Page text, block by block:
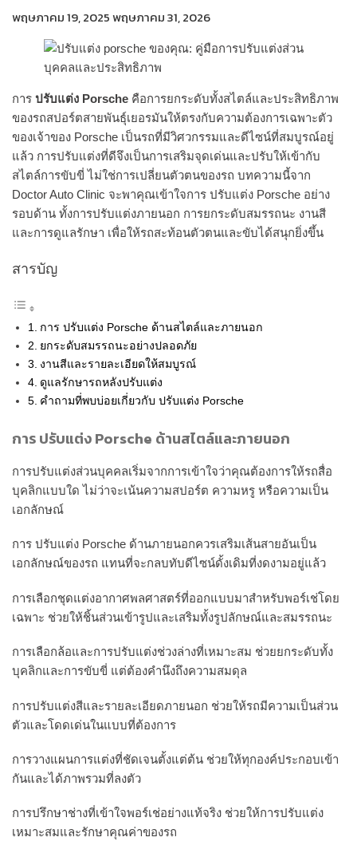
พฤษภาคม 19, 2025พฤษภาคม 31, 2026
การ ปรับแต่ง Porsche คือการยกระดับทั้งสไตล์และประสิทธิภาพ
ของรถสปอร์ตสายพันธุ์เยอรมันให้ตรงกับความต้องการเฉพาะตัว
ของเจ้าของ Porsche เป็นรถที่มีวิศวกรรมและดีไซน์ที่สมบูรณ์อยู่
แล้ว การปรับแต่งที่ดีจึงเป็นการเสริมจุดเด่นและปรับให้เข้ากับ
สไตล์การขับขี่ ไม่ใช่การเปลี่ยนตัวตนของรถ บทความนี้จาก
Doctor Auto Clinic จะพาคุณเข้าใจการ ปรับแต่ง Porsche อย่าง
รอบด้าน ทั้งการปรับแต่งภายนอก การยกระดับสมรรถนะ งานสี
และการดูแลรักษา เพื่อให้รถสะท้อนตัวตนและขับได้สนุกยิ่งขึ้น
สารบัญ
การ ปรับแต่ง Porsche ด้านสไตล์และภายนอก
ยกระดับสมรรถนะอย่างปลอดภัย
งานสีและรายละเอียดให้สมบูรณ์
ดูแลรักษารถหลังปรับแต่ง
คำถามที่พบบ่อยเกี่ยวกับ ปรับแต่ง Porsche
การ ปรับแต่ง Porsche ด้านสไตล์และภายนอก
การปรับแต่งส่วนบุคคลเริ่มจากการเข้าใจว่าคุณต้องการให้รถสื่อ
บุคลิกแบบใด ไม่ว่าจะเน้นความสปอร์ต ความหรู หรือความเป็น
เอกลักษณ์
การ ปรับแต่ง Porsche ด้านภายนอกควรเสริมเส้นสายอันเป็น
เอกลักษณ์ของรถ แทนที่จะกลบทับดีไซน์ดั้งเดิมที่งดงามอยู่แล้ว
การเลือกชุดแต่งอากาศพลศาสตร์ที่ออกแบบมาสำหรับพอร์เช่โดย
เฉพาะ ช่วยให้ชิ้นส่วนเข้ารูปและเสริมทั้งรูปลักษณ์และสมรรถนะ
การเลือกล้อและการปรับแต่งช่วงล่างที่เหมาะสม ช่วยยกระดับทั้ง
บุคลิกและการขับขี่ แต่ต้องคำนึงถึงความสมดุล
การปรับแต่งสีและรายละเอียดภายนอก ช่วยให้รถมีความเป็นส่วน
ตัวและโดดเด่นในแบบที่ต้องการ
การวางแผนการแต่งที่ชัดเจนตั้งแต่ต้น ช่วยให้ทุกองค์ประกอบเข้า
กันและได้ภาพรวมที่ลงตัว
การปรึกษาช่างที่เข้าใจพอร์เช่อย่างแท้จริง ช่วยให้การปรับแต่ง
เหมาะสมและรักษาคุณค่าของรถ